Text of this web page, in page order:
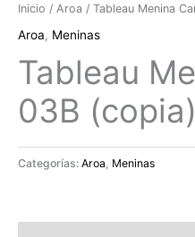
Inicio / Aroa / Tableau Menina
Aroa, Meninas
Tableau
03B (copia)
Categorías: Aroa Meninas